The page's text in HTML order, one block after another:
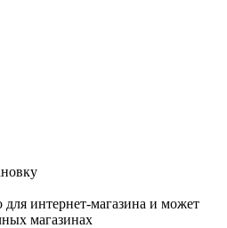
для интернет-магазина и может
магазинах